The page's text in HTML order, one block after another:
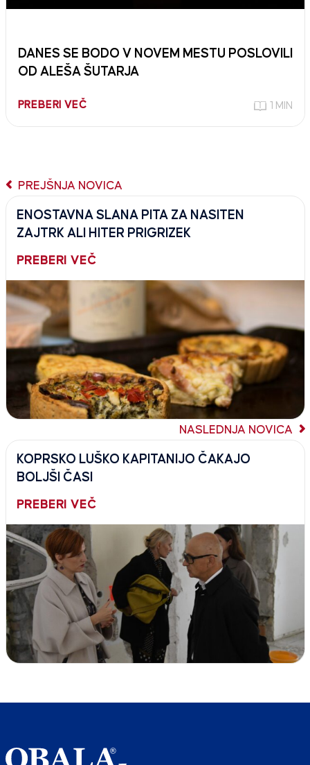
DANES SE BODO V NOVEM MESTU POSLOVILI
OD ALEŠA ŠUTARJA
PREBERI VEČ 1 MIN
PREJŠNJA NOVICA
ENOSTAVNA SLANA PITA ZA NASITEN
ZAJTRK ALI HITER PRIGRIZEK
PREBERI VEČ
NASLEDNJA NOVICA
KOPRSKO LUŠKO KAPITANIJO ČAKAJO
BOLJŠI ČASI
PREBERI VEČ